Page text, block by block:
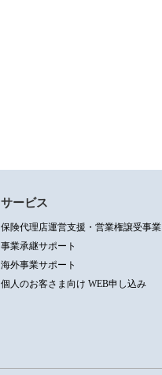
サービス
保険代理店運営支援・営業権譲受事業
事業承継サポート
海外事業サポート
個人のお客さま向け WEB申し込み